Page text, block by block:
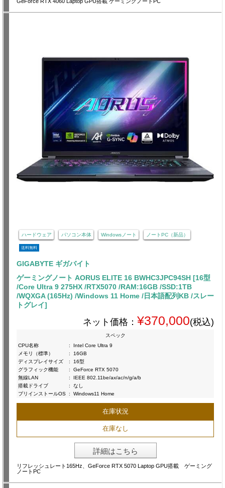
GeForce RTX 4060 Laptop GPU搭載 ゲーミングノートPC
ハードウェア パソコン本体 Windowsノート ノートPC（新品）
送料無料
GIGABYTE ギガバイト
ゲーミングノート AORUS ELITE 16 BWHC3JPC94SH [16型
/Core Ultra 9 275HX /RTX5070 /RAM:16GB /SSD:1TB
/WQXGA (165Hz) /Windows 11 Home /日本語配列KB /スレー
トグレイ]
ネット価格： ¥370,000(税込)
スペック
CPU名称
:
Intel Core Ultra 9
メモリ（標準）
:
16GB
ディスプレイサイズ
:
16型
グラフィック機能
:
GeForce RTX 5070
無線LAN
:
IEEE 802.11be/ax/ac/n/g/a/b
搭載ドライブ
:
なし
プリインストールOS : Windows11 Home
在庫状況
在庫なし
詳細はこちら
リフレッシュレート165Hz、GeForce RTX 5070 Laptop GPU搭載 ゲーミング
ノートPC